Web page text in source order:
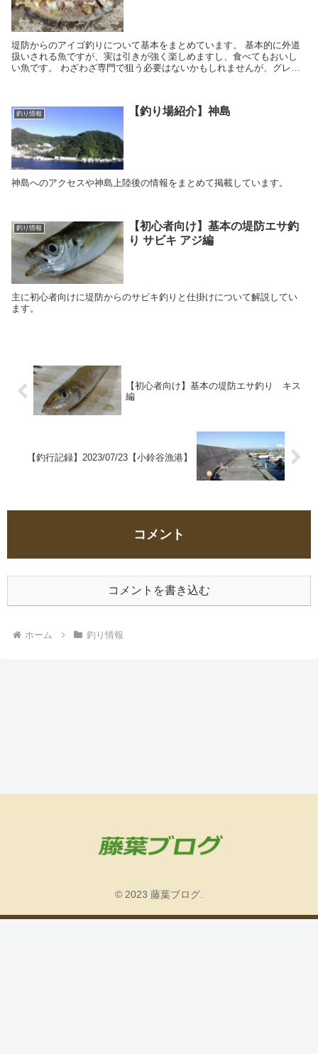
堤防からのアイゴ釣りについて基本をまとめています。 基本的に外道
扱いされる魚ですが、実は引きが強く楽しめますし、食べてもおいし
い魚です。 わざわざ専門で狙う必要はないかもしれませんが、グレの
釣り情報 【釣り場紹介】神島
神島へのアクセスや神島上陸後の情報をまとめて掲載しています。
釣り情報
【初心者向け】基本の堤防エサ釣
り サビキ アジ編
主に初心者向けに堤防からのサビキ釣りと仕掛けについて解説してい
ます。
【初心者向け】基本の堤防エサ釣り キス
編
【釣行記録】2023/07/23【小鈴谷漁港】
コメント
コメントを書き込む
ホーム 釣り情報
© 2023 藤葉ブログ.